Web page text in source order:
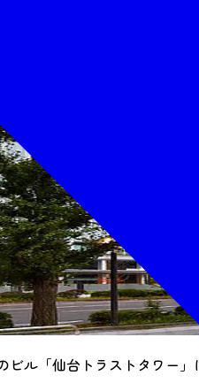
ル「仙台トラストタワー」